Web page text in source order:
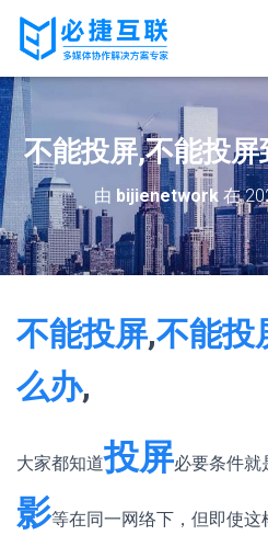
不能投屏,不能投
由 bijienetwork 在
不能投屏,不能投
么办,
大家都知道投屏必要条件就
影等在同一网络下，但即使